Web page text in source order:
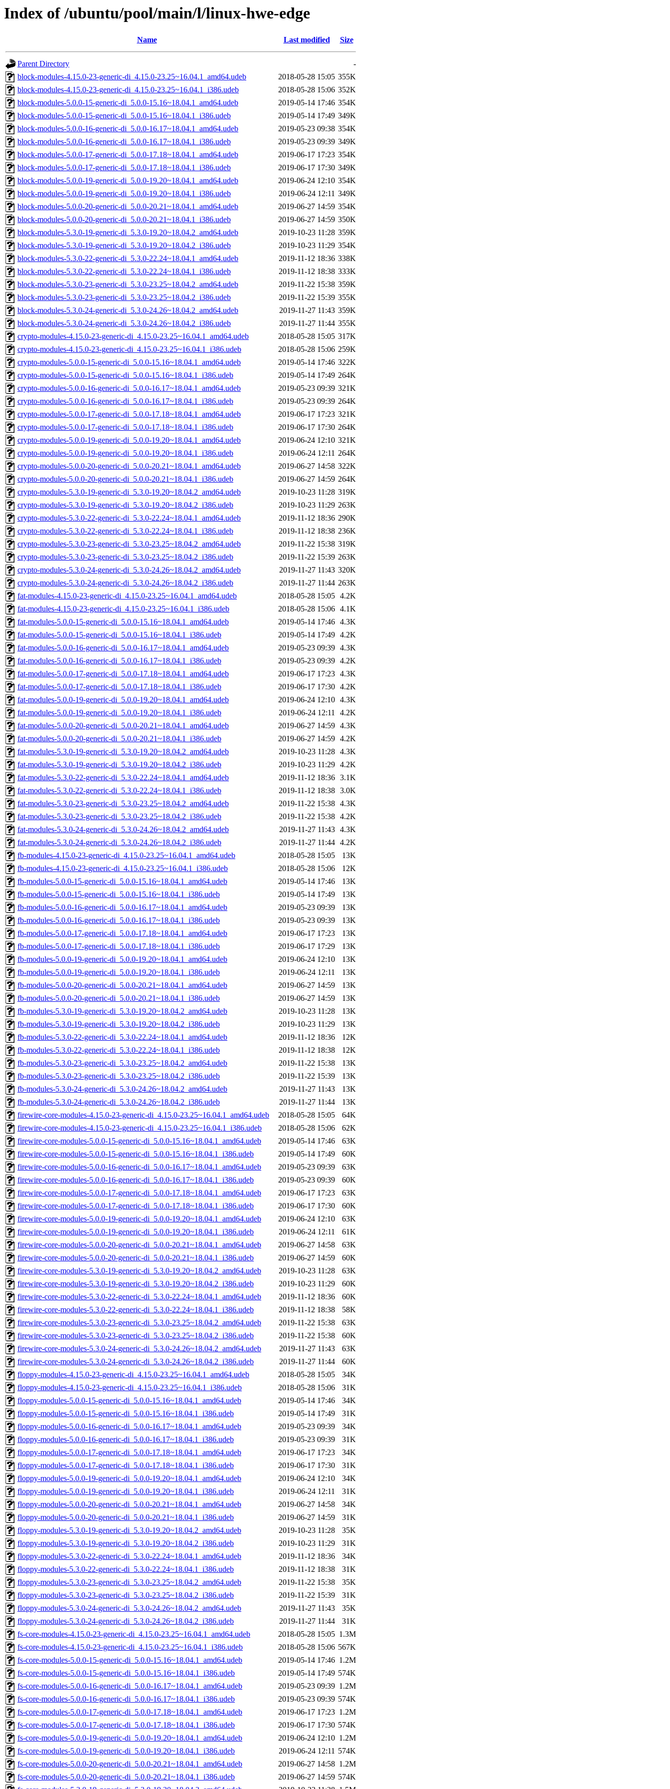
Index of /ubuntu/pool/main/l/linux-hwe-edge
Name Last modified Size
Parent Directory
-
block-modules-4.15.0-23-generic-di_4.15.0-23.25~16.04.1_amd64.udeb
2018-05-28 15:05 355K
block-modules-4.15.0-23-generic-di_4.15.0-23.25~16.04.1_i386.udeb
2018-05-28 15:06 352K
block-modules-5.0.0-15-generic-di_5.0.0-15.16~18.04.1_amd64.udeb
2019-05-14 17:46 354K
block-modules-5.0.0-15-generic-di_5.0.0-15.16~18.04.1_i386.udeb
2019-05-14 17:49 349K
block-modules-5.0.0-16-generic-di_5.0.0-16.17~18.04.1_amd64.udeb
2019-05-23 09:38 354K
block-modules-5.0.0-16-generic-di_5.0.0-16.17~18.04.1_i386.udeb
2019-05-23 09:39 349K
block-modules-5.0.0-17-generic-di_5.0.0-17.18~18.04.1_amd64.udeb
2019-06-17 17:23 354K
block-modules-5.0.0-17-generic-di_5.0.0-17.18~18.04.1_i386.udeb
2019-06-17 17:30 349K
block-modules-5.0.0-19-generic-di_5.0.0-19.20~18.04.1_amd64.udeb
2019-06-24 12:10 354K
block-modules-5.0.0-19-generic-di_5.0.0-19.20~18.04.1_i386.udeb
2019-06-24 12:11 349K
block-modules-5.0.0-20-generic-di_5.0.0-20.21~18.04.1_amd64.udeb
2019-06-27 14:59 354K
block-modules-5.0.0-20-generic-di_5.0.0-20.21~18.04.1_i386.udeb
2019-06-27 14:59 350K
block-modules-5.3.0-19-generic-di_5.3.0-19.20~18.04.2_amd64.udeb
2019-10-23 11:28 359K
block-modules-5.3.0-19-generic-di_5.3.0-19.20~18.04.2_i386.udeb
2019-10-23 11:29 354K
block-modules-5.3.0-22-generic-di_5.3.0-22.24~18.04.1_amd64.udeb
2019-11-12 18:36 338K
block-modules-5.3.0-22-generic-di_5.3.0-22.24~18.04.1_i386.udeb
2019-11-12 18:38 333K
block-modules-5.3.0-23-generic-di_5.3.0-23.25~18.04.2_amd64.udeb
2019-11-22 15:38 359K
block-modules-5.3.0-23-generic-di_5.3.0-23.25~18.04.2_i386.udeb
2019-11-22 15:39 355K
block-modules-5.3.0-24-generic-di_5.3.0-24.26~18.04.2_amd64.udeb
2019-11-27 11:43 359K
block-modules-5.3.0-24-generic-di_5.3.0-24.26~18.04.2_i386.udeb
2019-11-27 11:44 355K
crypto-modules-4.15.0-23-generic-di_4.15.0-23.25~16.04.1_amd64.udeb
2018-05-28 15:05 317K
crypto-modules-4.15.0-23-generic-di_4.15.0-23.25~16.04.1_i386.udeb
2018-05-28 15:06 259K
crypto-modules-5.0.0-15-generic-di_5.0.0-15.16~18.04.1_amd64.udeb
2019-05-14 17:46 322K
crypto-modules-5.0.0-15-generic-di_5.0.0-15.16~18.04.1_i386.udeb
2019-05-14 17:49 264K
crypto-modules-5.0.0-16-generic-di_5.0.0-16.17~18.04.1_amd64.udeb
2019-05-23 09:39 321K
crypto-modules-5.0.0-16-generic-di_5.0.0-16.17~18.04.1_i386.udeb
2019-05-23 09:39 264K
crypto-modules-5.0.0-17-generic-di_5.0.0-17.18~18.04.1_amd64.udeb
2019-06-17 17:23 321K
crypto-modules-5.0.0-17-generic-di_5.0.0-17.18~18.04.1_i386.udeb
2019-06-17 17:30 264K
crypto-modules-5.0.0-19-generic-di_5.0.0-19.20~18.04.1_amd64.udeb
2019-06-24 12:10 321K
crypto-modules-5.0.0-19-generic-di_5.0.0-19.20~18.04.1_i386.udeb
2019-06-24 12:11 264K
crypto-modules-5.0.0-20-generic-di_5.0.0-20.21~18.04.1_amd64.udeb
2019-06-27 14:58 322K
crypto-modules-5.0.0-20-generic-di_5.0.0-20.21~18.04.1_i386.udeb
2019-06-27 14:59 264K
crypto-modules-5.3.0-19-generic-di_5.3.0-19.20~18.04.2_amd64.udeb
2019-10-23 11:28 319K
crypto-modules-5.3.0-19-generic-di_5.3.0-19.20~18.04.2_i386.udeb
2019-10-23 11:29 263K
crypto-modules-5.3.0-22-generic-di_5.3.0-22.24~18.04.1_amd64.udeb
2019-11-12 18:36 290K
crypto-modules-5.3.0-22-generic-di_5.3.0-22.24~18.04.1_i386.udeb
2019-11-12 18:38 236K
crypto-modules-5.3.0-23-generic-di_5.3.0-23.25~18.04.2_amd64.udeb
2019-11-22 15:38 319K
crypto-modules-5.3.0-23-generic-di_5.3.0-23.25~18.04.2_i386.udeb
2019-11-22 15:39 263K
crypto-modules-5.3.0-24-generic-di_5.3.0-24.26~18.04.2_amd64.udeb
2019-11-27 11:43 320K
crypto-modules-5.3.0-24-generic-di_5.3.0-24.26~18.04.2_i386.udeb
2019-11-27 11:44 263K
fat-modules-4.15.0-23-generic-di_4.15.0-23.25~16.04.1_amd64.udeb
2018-05-28 15:05 4.2K
fat-modules-4.15.0-23-generic-di_4.15.0-23.25~16.04.1_i386.udeb
2018-05-28 15:06 4.1K
fat-modules-5.0.0-15-generic-di_5.0.0-15.16~18.04.1_amd64.udeb
2019-05-14 17:46 4.3K
fat-modules-5.0.0-15-generic-di_5.0.0-15.16~18.04.1_i386.udeb
2019-05-14 17:49 4.2K
fat-modules-5.0.0-16-generic-di_5.0.0-16.17~18.04.1_amd64.udeb
2019-05-23 09:39 4.3K
fat-modules-5.0.0-16-generic-di_5.0.0-16.17~18.04.1_i386.udeb
2019-05-23 09:39 4.2K
fat-modules-5.0.0-17-generic-di_5.0.0-17.18~18.04.1_amd64.udeb
2019-06-17 17:23 4.3K
fat-modules-5.0.0-17-generic-di_5.0.0-17.18~18.04.1_i386.udeb
2019-06-17 17:30 4.2K
fat-modules-5.0.0-19-generic-di_5.0.0-19.20~18.04.1_amd64.udeb
2019-06-24 12:10 4.3K
fat-modules-5.0.0-19-generic-di_5.0.0-19.20~18.04.1_i386.udeb
2019-06-24 12:11
4.2K
fat-modules-5.0.0-20-generic-di_5.0.0-20.21~18.04.1_amd64.udeb
2019-06-27 14:59 4.3K
fat-modules-5.0.0-20-generic-di_5.0.0-20.21~18.04.1_i386.udeb
2019-06-27 14:59 4.2K
fat-modules-5.3.0-19-generic-di_5.3.0-19.20~18.04.2_amd64.udeb
2019-10-23 11:28 4.3K
fat-modules-5.3.0-19-generic-di_5.3.0-19.20~18.04.2_i386.udeb
2019-10-23 11:29 4.2K
fat-modules-5.3.0-22-generic-di_5.3.0-22.24~18.04.1_amd64.udeb
2019-11-12 18:36 3.1K
fat-modules-5.3.0-22-generic-di_5.3.0-22.24~18.04.1_i386.udeb
2019-11-12 18:38 3.0K
fat-modules-5.3.0-23-generic-di_5.3.0-23.25~18.04.2_amd64.udeb
2019-11-22 15:38 4.3K
fat-modules-5.3.0-23-generic-di_5.3.0-23.25~18.04.2_i386.udeb
2019-11-22 15:38 4.2K
fat-modules-5.3.0-24-generic-di_5.3.0-24.26~18.04.2_amd64.udeb
2019-11-27 11:43 4.3K
fat-modules-5.3.0-24-generic-di_5.3.0-24.26~18.04.2_i386.udeb
2019-11-27 11:44 4.2K
fb-modules-4.15.0-23-generic-di_4.15.0-23.25~16.04.1_amd64.udeb
2018-05-28 15:05
13K
fb-modules-4.15.0-23-generic-di_4.15.0-23.25~16.04.1_i386.udeb
2018-05-28 15:06
12K
fb-modules-5.0.0-15-generic-di_5.0.0-15.16~18.04.1_amd64.udeb
2019-05-14 17:46
13K
fb-modules-5.0.0-15-generic-di_5.0.0-15.16~18.04.1_i386.udeb
2019-05-14 17:49
13K
fb-modules-5.0.0-16-generic-di_5.0.0-16.17~18.04.1_amd64.udeb
2019-05-23 09:39
13K
fb-modules-5.0.0-16-generic-di_5.0.0-16.17~18.04.1_i386.udeb
2019-05-23 09:39
13K
fb-modules-5.0.0-17-generic-di_5.0.0-17.18~18.04.1_amd64.udeb
2019-06-17 17:23
13K
fb-modules-5.0.0-17-generic-di_5.0.0-17.18~18.04.1_i386.udeb
2019-06-17 17:29
13K
fb-modules-5.0.0-19-generic-di_5.0.0-19.20~18.04.1_amd64.udeb
2019-06-24 12:10
13K
fb-modules-5.0.0-19-generic-di_5.0.0-19.20~18.04.1_i386.udeb
2019-06-24 12:11
13K
fb-modules-5.0.0-20-generic-di_5.0.0-20.21~18.04.1_amd64.udeb
2019-06-27 14:59
13K
fb-modules-5.0.0-20-generic-di_5.0.0-20.21~18.04.1_i386.udeb
2019-06-27 14:59
13K
fb-modules-5.3.0-19-generic-di_5.3.0-19.20~18.04.2_amd64.udeb
2019-10-23 11:28
13K
fb-modules-5.3.0-19-generic-di_5.3.0-19.20~18.04.2_i386.udeb
2019-10-23 11:29
13K
fb-modules-5.3.0-22-generic-di_5.3.0-22.24~18.04.1_amd64.udeb
2019-11-12 18:36
12K
fb-modules-5.3.0-22-generic-di_5.3.0-22.24~18.04.1_i386.udeb
2019-11-12 18:38
12K
fb-modules-5.3.0-23-generic-di_5.3.0-23.25~18.04.2_amd64.udeb
2019-11-22 15:38
13K
fb-modules-5.3.0-23-generic-di_5.3.0-23.25~18.04.2_i386.udeb
2019-11-22 15:39
13K
fb-modules-5.3.0-24-generic-di_5.3.0-24.26~18.04.2_amd64.udeb
2019-11-27 11:43
13K
fb-modules-5.3.0-24-generic-di_5.3.0-24.26~18.04.2_i386.udeb
2019-11-27 11:44
13K
firewire-core-modules-4.15.0-23-generic-di_4.15.0-23.25~16.04.1_amd64.udeb
2018-05-28 15:05
64K
firewire-core-modules-4.15.0-23-generic-di_4.15.0-23.25~16.04.1_i386.udeb
2018-05-28 15:06
62K
firewire-core-modules-5.0.0-15-generic-di_5.0.0-15.16~18.04.1_amd64.udeb
2019-05-14 17:46
63K
firewire-core-modules-5.0.0-15-generic-di_5.0.0-15.16~18.04.1_i386.udeb
2019-05-14 17:49
60K
firewire-core-modules-5.0.0-16-generic-di_5.0.0-16.17~18.04.1_amd64.udeb
2019-05-23 09:39
63K
firewire-core-modules-5.0.0-16-generic-di_5.0.0-16.17~18.04.1_i386.udeb
2019-05-23 09:39
60K
firewire-core-modules-5.0.0-17-generic-di_5.0.0-17.18~18.04.1_amd64.udeb
2019-06-17 17:23
63K
firewire-core-modules-5.0.0-17-generic-di_5.0.0-17.18~18.04.1_i386.udeb
2019-06-17 17:30
60K
firewire-core-modules-5.0.0-19-generic-di_5.0.0-19.20~18.04.1_amd64.udeb
2019-06-24 12:10
63K
firewire-core-modules-5.0.0-19-generic-di_5.0.0-19.20~18.04.1_i386.udeb
2019-06-24 12:11
61K
firewire-core-modules-5.0.0-20-generic-di_5.0.0-20.21~18.04.1_amd64.udeb
2019-06-27 14:58
63K
firewire-core-modules-5.0.0-20-generic-di_5.0.0-20.21~18.04.1_i386.udeb
2019-06-27 14:59
60K
firewire-core-modules-5.3.0-19-generic-di_5.3.0-19.20~18.04.2_amd64.udeb
2019-10-23 11:28
63K
firewire-core-modules-5.3.0-19-generic-di_5.3.0-19.20~18.04.2_i386.udeb
2019-10-23 11:29
60K
firewire-core-modules-5.3.0-22-generic-di_5.3.0-22.24~18.04.1_amd64.udeb
2019-11-12 18:36
60K
firewire-core-modules-5.3.0-22-generic-di_5.3.0-22.24~18.04.1_i386.udeb
2019-11-12 18:38
58K
firewire-core-modules-5.3.0-23-generic-di_5.3.0-23.25~18.04.2_amd64.udeb
2019-11-22 15:38
63K
firewire-core-modules-5.3.0-23-generic-di_5.3.0-23.25~18.04.2_i386.udeb
2019-11-22 15:38
60K
firewire-core-modules-5.3.0-24-generic-di_5.3.0-24.26~18.04.2_amd64.udeb
2019-11-27 11:43
63K
firewire-core-modules-5.3.0-24-generic-di_5.3.0-24.26~18.04.2_i386.udeb
2019-11-27 11:44
60K
floppy-modules-4.15.0-23-generic-di_4.15.0-23.25~16.04.1_amd64.udeb
2018-05-28 15:05
34K
floppy-modules-4.15.0-23-generic-di_4.15.0-23.25~16.04.1_i386.udeb
2018-05-28 15:06
31K
floppy-modules-5.0.0-15-generic-di_5.0.0-15.16~18.04.1_amd64.udeb
2019-05-14 17:46
34K
floppy-modules-5.0.0-15-generic-di_5.0.0-15.16~18.04.1_i386.udeb
2019-05-14 17:49
31K
floppy-modules-5.0.0-16-generic-di_5.0.0-16.17~18.04.1_amd64.udeb
2019-05-23 09:39
34K
floppy-modules-5.0.0-16-generic-di_5.0.0-16.17~18.04.1_i386.udeb
2019-05-23 09:39
31K
floppy-modules-5.0.0-17-generic-di_5.0.0-17.18~18.04.1_amd64.udeb
2019-06-17 17:23
34K
floppy-modules-5.0.0-17-generic-di_5.0.0-17.18~18.04.1_i386.udeb
2019-06-17 17:30
31K
floppy-modules-5.0.0-19-generic-di_5.0.0-19.20~18.04.1_amd64.udeb
2019-06-24 12:10
34K
floppy-modules-5.0.0-19-generic-di_5.0.0-19.20~18.04.1_i386.udeb
2019-06-24 12:11
31K
floppy-modules-5.0.0-20-generic-di_5.0.0-20.21~18.04.1_amd64.udeb
2019-06-27 14:58
34K
floppy-modules-5.0.0-20-generic-di_5.0.0-20.21~18.04.1_i386.udeb
2019-06-27 14:59
31K
floppy-modules-5.3.0-19-generic-di_5.3.0-19.20~18.04.2_amd64.udeb
2019-10-23 11:28
35K
floppy-modules-5.3.0-19-generic-di_5.3.0-19.20~18.04.2_i386.udeb
2019-10-23 11:29
31K
floppy-modules-5.3.0-22-generic-di_5.3.0-22.24~18.04.1_amd64.udeb
2019-11-12 18:36
34K
floppy-modules-5.3.0-22-generic-di_5.3.0-22.24~18.04.1_i386.udeb
2019-11-12 18:38
31K
floppy-modules-5.3.0-23-generic-di_5.3.0-23.25~18.04.2_amd64.udeb
2019-11-22 15:38
35K
floppy-modules-5.3.0-23-generic-di_5.3.0-23.25~18.04.2_i386.udeb
2019-11-22 15:39
31K
floppy-modules-5.3.0-24-generic-di_5.3.0-24.26~18.04.2_amd64.udeb
2019-11-27 11:43
35K
floppy-modules-5.3.0-24-generic-di_5.3.0-24.26~18.04.2_i386.udeb
2019-11-27 11:44
31K
fs-core-modules-4.15.0-23-generic-di_4.15.0-23.25~16.04.1_amd64.udeb
2018-05-28 15:05 1.3M
fs-core-modules-4.15.0-23-generic-di_4.15.0-23.25~16.04.1_i386.udeb
2018-05-28 15:06 567K
fs-core-modules-5.0.0-15-generic-di_5.0.0-15.16~18.04.1_amd64.udeb
2019-05-14 17:46 1.2M
fs-core-modules-5.0.0-15-generic-di_5.0.0-15.16~18.04.1_i386.udeb
2019-05-14 17:49 574K
fs-core-modules-5.0.0-16-generic-di_5.0.0-16.17~18.04.1_amd64.udeb
2019-05-23 09:39 1.2M
fs-core-modules-5.0.0-16-generic-di_5.0.0-16.17~18.04.1_i386.udeb
2019-05-23 09:39 574K
fs-core-modules-5.0.0-17-generic-di_5.0.0-17.18~18.04.1_amd64.udeb
2019-06-17 17:23 1.2M
fs-core-modules-5.0.0-17-generic-di_5.0.0-17.18~18.04.1_i386.udeb
2019-06-17 17:30 574K
fs-core-modules-5.0.0-19-generic-di_5.0.0-19.20~18.04.1_amd64.udeb
2019-06-24 12:10 1.2M
fs-core-modules-5.0.0-19-generic-di_5.0.0-19.20~18.04.1_i386.udeb
2019-06-24 12:11 574K
fs-core-modules-5.0.0-20-generic-di_5.0.0-20.21~18.04.1_amd64.udeb
2019-06-27 14:58 1.2M
fs-core-modules-5.0.0-20-generic-di_5.0.0-20.21~18.04.1_i386.udeb
2019-06-27 14:59 574K